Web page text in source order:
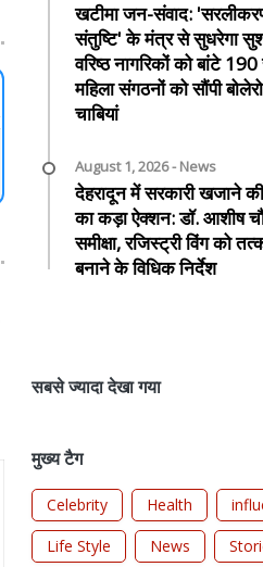
खटीमा जन-संवाद:
संतुष्टि' के मंत्र से सुधरेगा
वरिष्ठ नागरिकों को बांटे
महिला संगठनों को सौंपी
चाबियां
August 1, 2026 - News
देहरादून में सरकारी खजाने की
का कड़ा ऐक्शन: डॉ. आशीष
समीक्षा, रजिस्ट्री विंग को
बनाने के विधिक निर्देश
सबसे ज्यादा देखा गया
मुख्य टैग
Celebrity Health
Life Style
News